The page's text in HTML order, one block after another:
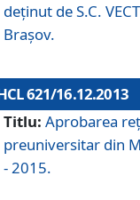
deţinut de S.C.
Braşov.
621/16.12.2013
Titlu: Aprobarea
preuniversitar din
- 2015.